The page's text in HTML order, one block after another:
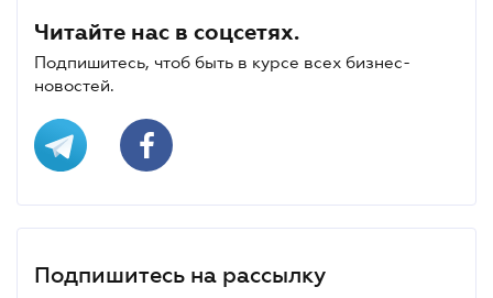
Читайте нас в соцсетях.
Подпишитесь, чтоб быть в курсе всех бизнес-
новостей.
Подпишитесь на рассылку